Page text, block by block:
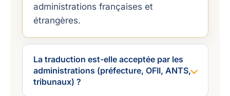
administrations françaises et
étrangères.
La traduction est-elle acceptée par les
administrations (préfecture, OFII, ANTS,
tribunaux) ?